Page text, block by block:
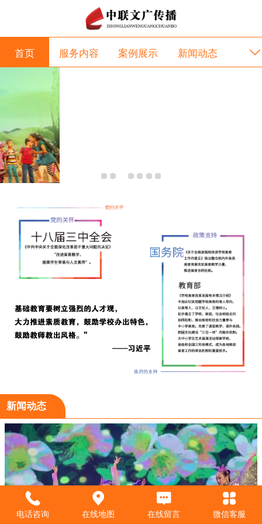
首页 服务内容 案例展示 新闻动态
新闻动态
电话咨询 在线地图 在线留言 微信客服